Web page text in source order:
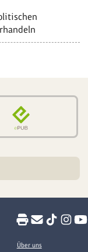
Über uns